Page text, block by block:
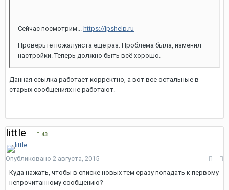
Сейчас посмотрим... https://ipshelp.ru
Проверьте пожалуйста ещё раз. Проблема была, изменил
настройки. Теперь должно быть всё хорошо.
Данная ссылка работает корректно, а вот все остальные в
старых сообщениях не работают.
little 43
Опубликовано 2 августа, 2015
Куда нажать, чтобы в списке новых тем сразу попадать к первому
непрочитанному сообщению?